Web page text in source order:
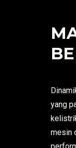
yang
mesin